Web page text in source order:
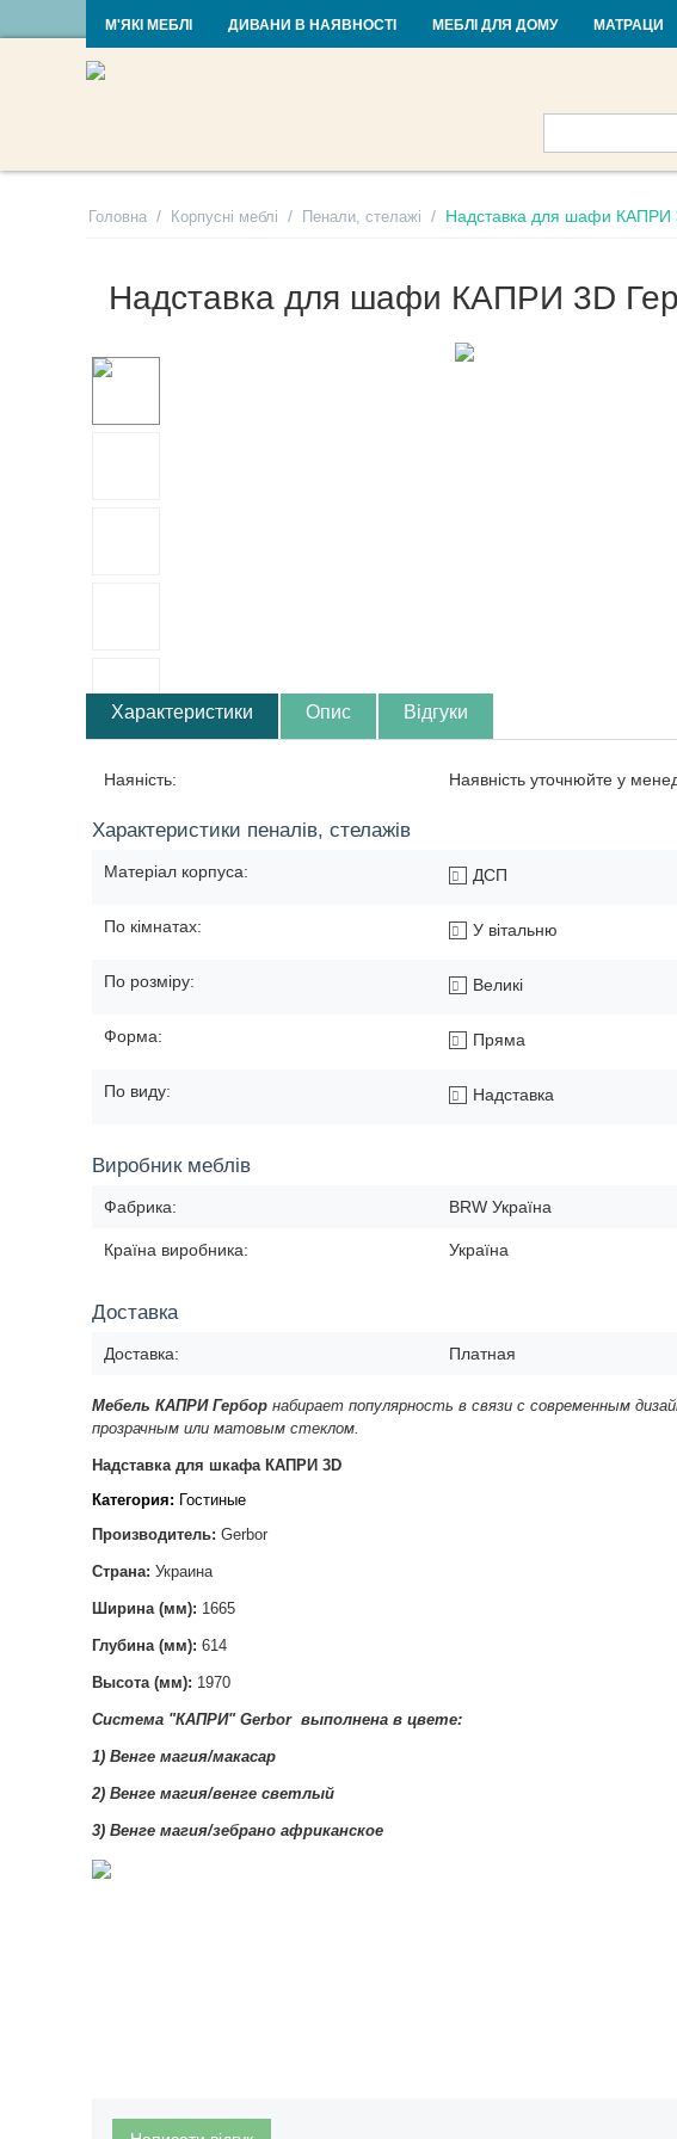
RU UA Контакти
М'ЯКІ МЕБЛІ ДИВАНИ В НАЯВНОСТІ МЕБЛІ ДЛЯ ДОМУ МАТРАЦИ
Головна / Корпусні меблі / Пенали, стелажі / Надставка для шафи КАПРИ
Надставка для шафи КАПРИ 3D
Характеристики Опис Відгуки
Наяність: Наявність уточнюйте у
Характеристики пеналів, стелажів
Матеріал корпуса: ДСП
По кімнатах: У вітальню
По розміру: Великі
Форма: Пряма
По виду: Надставка
Виробник меблів
Фабрика: BRW Україна
Країна виробника: Україна
Доставка
Доставка: Платная
Мебель КАПРИ Гербор набирает популярность в связи с современным
прозрачным или матовым стеклом.
Надставка для шкафа КАПРИ 3D
Категория: Гостиные
Производитель: Gerbor
Страна: Украина
Ширина (мм): 1665
Глубина (мм): 614
Высота (мм): 1970
Система "КАПРИ" Gerborвыполнена в цвете:
1) Венге магия/макасар
2) Венге магия/венге светлый
3) Венге магия/зебрано африканское